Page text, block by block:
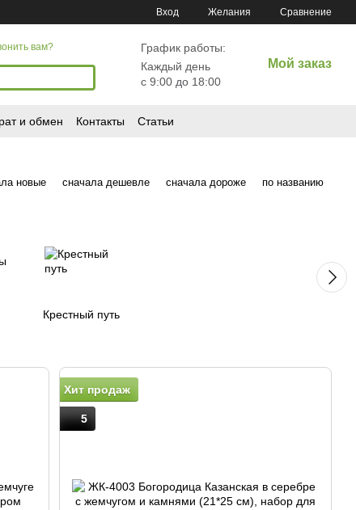
Вход Желания Сравнение
вам?
График работы:
Каждый день
с 9:00 до 18:00
Мой заказ
и обмен Контакты Статьи
новые сначала дешевле сначала дороже по названию
Крестный путь
Хит продаж
5